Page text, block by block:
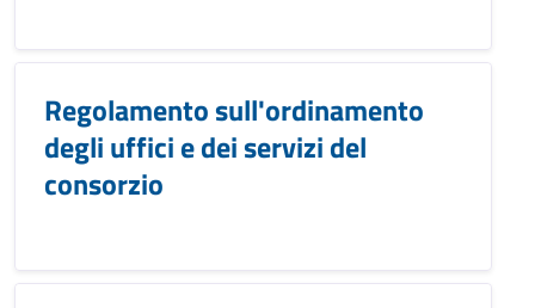
Regolamento sull'ordinamento
degli uffici e dei servizi del
consorzio